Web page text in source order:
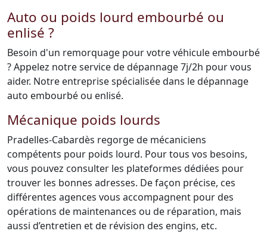
Auto ou poids lourd embourbé ou
enlisé ?
Besoin d'un remorquage pour votre véhicule embourbé
? Appelez notre service de dépannage 7j/2h pour vous
aider. Notre entreprise spécialisée dans le dépannage
auto embourbé ou enlisé.
Mécanique poids lourds
Pradelles-Cabardès regorge de mécaniciens
compétents pour poids lourd. Pour tous vos besoins,
vous pouvez consulter les plateformes dédiées pour
trouver les bonnes adresses. De façon précise, ces
différentes agences vous accompagnent pour des
opérations de maintenances ou de réparation, mais
aussi d’entretien et de révision des engins, etc.